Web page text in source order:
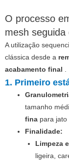
O processo
mesh
A utilização
clássica desde a
acabamento final .
1. Primeiro
tamanho
fina para jato
Finalidade:
Limpeza
ligeira,